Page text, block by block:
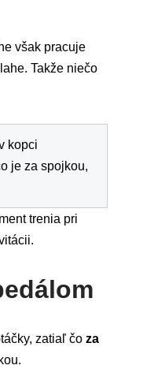
však pracuje
Takže niečo
kopci
je za spojkou,
trenia pri
zatiaľ čo za